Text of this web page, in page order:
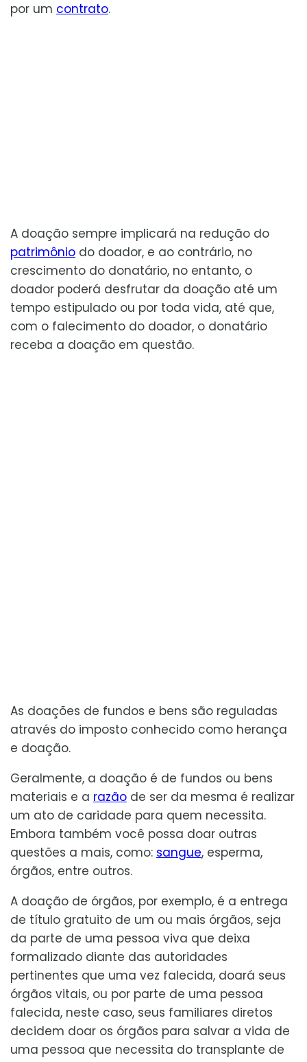
por um contrato.
A doação sempre implicará na redução do
patrimônio do doador, e ao contrário, no
crescimento do donatário, no entanto, o
doador poderá desfrutar da doação até um
tempo estipulado ou por toda vida, até que,
com o falecimento do doador, o donatário
receba a doação em questão.
As doações de fundos e bens são reguladas
através do imposto conhecido como herança
e doação.
Geralmente, a doação é de fundos ou bens
materiais e a razão de ser da mesma é realizar
um ato de caridade para quem necessita.
Embora também você possa doar outras
questões a mais, como: sangue, esperma,
órgãos, entre outros.
A doação de órgãos, por exemplo, é a entrega
de título gratuito de um ou mais órgãos, seja
da parte de uma pessoa viva que deixa
formalizado diante das autoridades
pertinentes que uma vez falecida, doará seus
órgãos vitais, ou por parte de uma pessoa
falecida, neste caso, seus familiares diretos
decidem doar os órgãos para salvar a vida de
uma pessoa que necessita do transplante de